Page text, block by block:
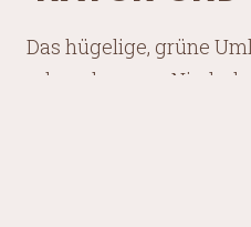
Das hügelige, grüne
nahegelegenen